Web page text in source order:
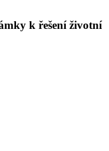
k řešení životní